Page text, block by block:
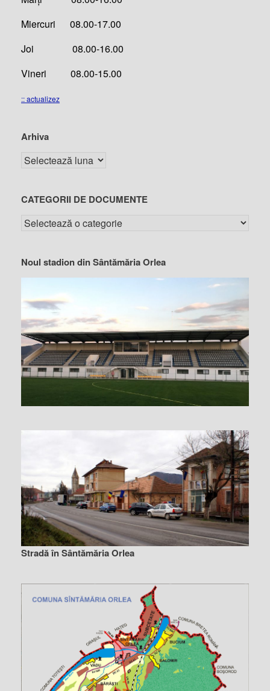
Miercuri 08.00-17.00
Joi 08.00-16.00
Vineri 08.00-15.00
:: actualizez
Arhiva
CATEGORII DE DOCUMENTE
Noul stadion din Sântămăria Orlea
Stradă în Sântămăria Orlea